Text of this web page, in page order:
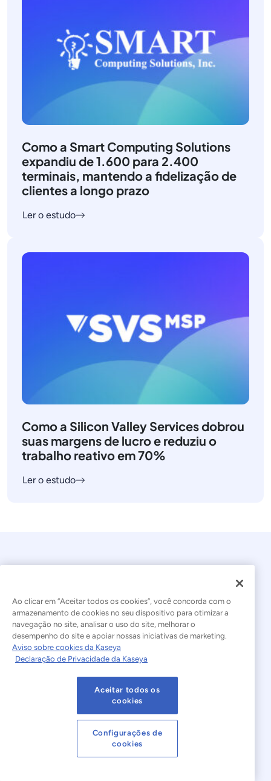
Como a Smart Computing Solutions
expandiu de 1.600 para 2.400
terminais, mantendo a fidelização de
clientes a longo prazo
Ler o estudo
Como a Silicon Valley Services dobrou
suas margens de lucro e reduziu o
trabalho reativo em 70%
Ler o estudo
© 2026 Kaseya. Todos os direitos reservados.
Português Brasileiro
Declaração sobre a Escravidão Moderna
Termos de Uso do Site Declaração de Privacidade
Mapa do site Cookies Settings
Aviso sobre cookies
Ao clicar em “Aceitar todos os cookies”, você concorda com o
armazenamento de cookies no seu dispositivo para otimizar a
navegação no site, analisar o uso do site, melhorar o
desempenho do site e apoiar nossas iniciativas de marketing.
Aviso sobre cookies da Kaseya
Declaração de Privacidade da Kaseya
Aceitar todos os
cookies
Configurações de
cookies